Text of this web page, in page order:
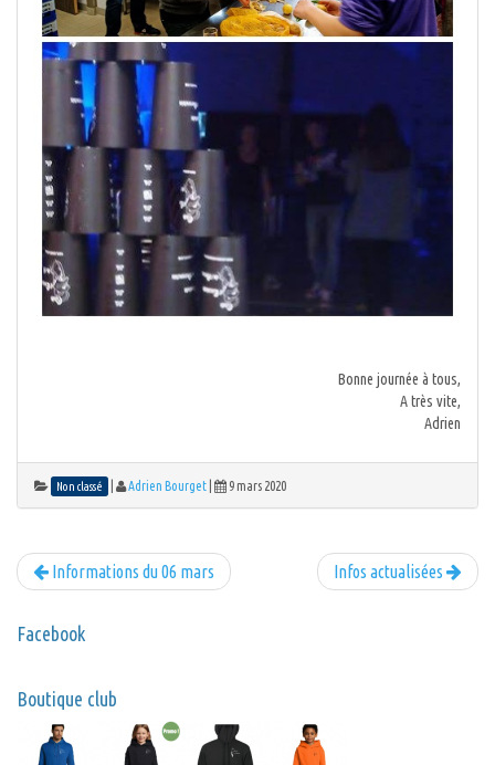
Bonne journée à tous,
A très vite,
Adrien
Non classé Adrien Bourget 9 mars 2020
Infos actualisées
Informations du 06 mars
Facebook
Boutique club